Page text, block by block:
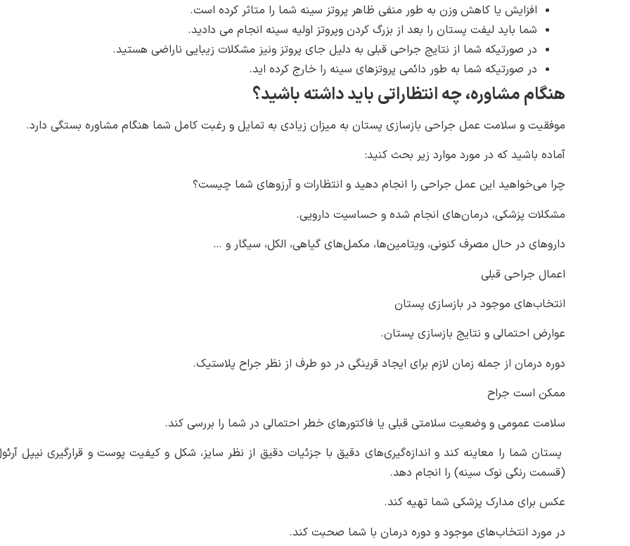
افزایش یا کاهش وزن به طور منفی ظاهر پروتز سینه شما را متاثر کرده است.
شما باید لیفت پستان را بعد از بزرگ کردن وپروتز اولیه سینه انجام می دادید.
در صورتیکه شما از نتایج جراحی قبلی به دلیل جای پروتز ونیز مشکلات زیبایی ناراضی هستید.
در صورتیکه شما به طور دائمی پروتزهای سینه را خارج کرده اید.
هنگام مشاوره، چه انتظاراتی باید داشته باشید؟
موفقیت و سلامت عمل جراحی بازسازی پستان به میزان زیادی به تمایل و رغبت کامل شما هنگام مشاوره بستگی دارد.
آماده باشید که در مورد موارد زیر بحث کنید:
چرا می‌خواهید این عمل جراحی را انجام دهید و انتظارات و آرزوهای شما چیست؟
مشکلات پزشکی، درمان‌های انجام شده و حساسیت دارویی.
داروهای در حال مصرف کنونی، ویتامین‌ها، مکمل‌های گیاهی، الکل، سیگار و …
اعمال جراحی قبلی
انتخاب‌های موجود در بازسازی پستان
عوارض احتمالی و نتایج بازسازی پستان.
دوره درمان از جمله زمان لازم برای ایجاد قرینگی در دو طرف از نظر جراح پلاستیک.
ممکن است جراح
سلامت عمومی و وضعیت سلامتی قبلی یا فاکتورهای خطر احتمالی در شما را بررسی کند.
پستان شما را معاینه کند و اندازه‌گیری‌های دقیق با جزئیات دقیق از نظر سایز، شکل و کیفیت پوست و قرارگیری نیپل
(قسمت رنگی نوک سینه) را انجام دهد.
عکس برای مدارک پزشکی شما تهیه کند.
در مورد انتخاب‌های موجود و دوره درمان با شما صحبت کند.